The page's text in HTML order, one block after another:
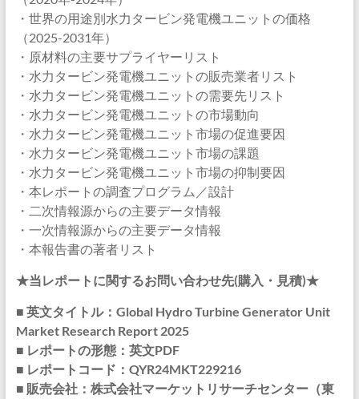
・世界の用途別水力タービン発電機ユニットの価格
（2025-2031年）
・原材料の主要サプライヤーリスト
・水力タービン発電機ユニットの販売業者リスト
・水力タービン発電機ユニットの需要先リスト
・水力タービン発電機ユニットの市場動向
・水力タービン発電機ユニット市場の促進要因
・水力タービン発電機ユニット市場の課題
・水力タービン発電機ユニット市場の抑制要因
・本レポートの調査プログラム／設計
・二次情報源からの主要データ情報
・一次情報源からの主要データ情報
・本報告書の著者リスト
★当レポートに関するお問い合わせ先(購入・見積)★
■ 英文タイトル：Global Hydro Turbine Generator Unit
Market Research Report 2025
■ レポートの形態：英文PDF
■ レポートコード：QYR24MKT229216
■ 販売会社：株式会社マーケットリサーチセンター（東